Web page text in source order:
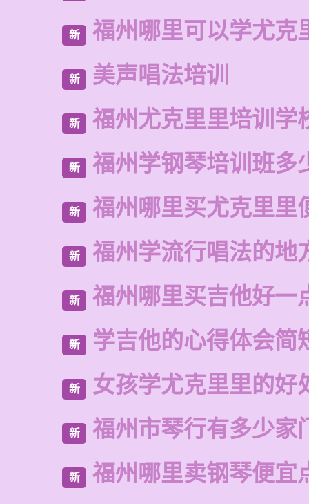
新 福州哪里可以学尤克
新 美声唱法培训
新 福州尤克里里培训学
新 福州学钢琴培训班多
新 福州哪里买尤克里里
新 福州学流行唱法的地
新 福州哪里买吉他好一
新 学吉他的心得体会简
新 女孩学尤克里里的好
新 福州市琴行有多少家
新 福州哪里卖钢琴便宜